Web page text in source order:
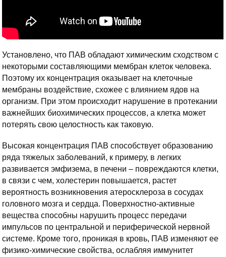
Установлено, что ПАВ обладают химическим сходством с
некоторыми составляющими мембран клеток человека.
Поэтому их концентрация оказывает на клеточные
мембраны воздействие, схожее с влиянием ядов на
организм. При этом происходит нарушение в протекании
важнейших биохимических процессов, а клетка может
потерять свою целостность как таковую.
Высокая концентрация ПАВ способствует образованию
ряда тяжелых заболеваний, к примеру, в легких
развивается эмфизема, в печени – повреждаются клетки,
в связи с чем, холестерин повышается, растет
вероятность возникновения атеросклероза в сосудах
головного мозга и сердца. Поверхностно-активные
вещества способны нарушить процесс передачи
импульсов по центральной и периферической нервной
системе. Кроме того, проникая в кровь, ПАВ изменяют ее
физико-химические свойства, ослабляя иммунитет